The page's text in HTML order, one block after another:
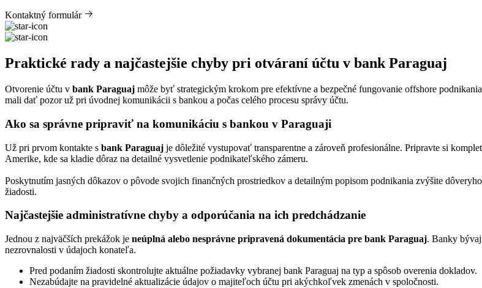
Kontaktný formulár
Praktické rady a najčastejšie chyby pri otváraní účtu v bank Paraguaj
Otvorenie účtu v bank Paraguaj môže byť strategickým krokom pre efektívne a bezpečné fungovanie offshore
mali dať pozor už pri úvodnej komunikácii s bankou a počas celého procesu správy účtu.
Ako sa správne pripraviť na komunikáciu s bankou v Paraguaji
Už pri prvom kontakte s bank Paraguaj je dôležité vystupovať transparentne a zároveň profesionálne. Pripravte si
Amerike, kde sa kladie dôraz na detailné vysvetlenie podnikateľského zámeru.
Poskytnutím jasných dôkazov o pôvode svojich finančných prostriedkov a detailným popisom podnikania zvýšite
žiadosti.
Najčastejšie administratívne chyby a odporúčania na ich predchádzanie
Jednou z najväčších prekážok je neúplná alebo nesprávne pripravená dokumentácia pre bank Paraguaj. Banky
nezrovnalosti v údajoch konateľa.
Pred podaním žiadosti skontrolujte aktuálne požiadavky vybranej bank Paraguaj na typ a spôsob overenia dokladov.
Nezabúdajte na pravidelné aktualizácie údajov o majiteľoch účtu pri akýchkoľvek zmenách v spoločnosti.